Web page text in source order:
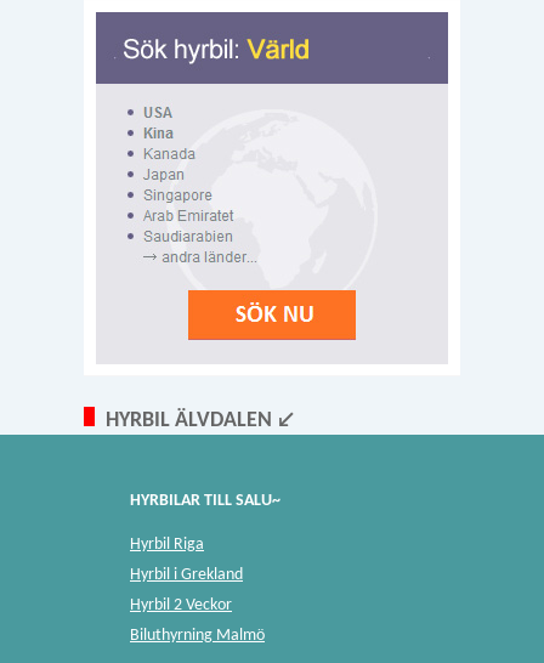
HYRBIL ÄLVDALEN ↙
HYRBILAR TILL SALU~
Hyrbil Riga
Hyrbil i Grekland
Hyrbil 2 Veckor
Biluthyrning Malmö